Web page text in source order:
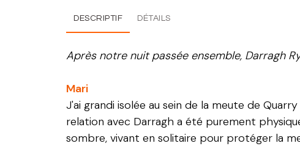
DESCRIPTIF DÉTAILS
Après notre nuit passée ensemble, Darragh
Mari
J'ai grandi isolée au sein de la meute de
relation avec Darragh a été purement
sombre, vivant en solitaire pour protéger la